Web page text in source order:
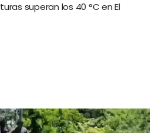
superan los 40 °C en El